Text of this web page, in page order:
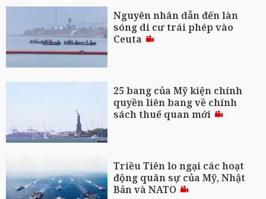
Nguyên nhân dẫn đến làn
sóng di cư trái phép vào
Ceuta
25 bang của Mỹ kiện chính
quyền liên bang về chính
sách thuế quan mới
Triều Tiên lo ngại các hoạt
động quân sự của Mỹ, Nhật
Bản và NATO